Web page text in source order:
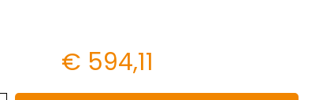
€ 594,11